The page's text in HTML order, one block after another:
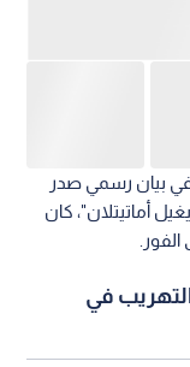
في بيان رسمي صدر
أماتيتلان"، كان
في